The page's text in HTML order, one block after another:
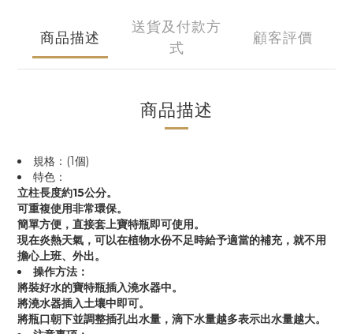
商品描述
送貨及付款方
式
顧客評價
商品描述
規格：(1個)
特色：
立柱長度約15公分。
可重複使用非常環保。
簡單方便，直接套上寶特瓶即可使用。
現在炎熱天氣，可以在植物水份不足時給予適當的補充，就不用
擔心上班、外出。
操作方法：
將裝好水的寶特瓶插入澆水器中。
將澆水器插入土壤中即可。
將瓶口朝下並調整插孔出水量，滴下水量越多表示出水量越大。